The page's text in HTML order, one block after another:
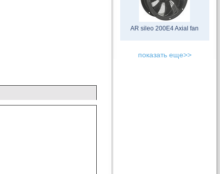
AR sileo 200E4 Axial fan
показать еще>>